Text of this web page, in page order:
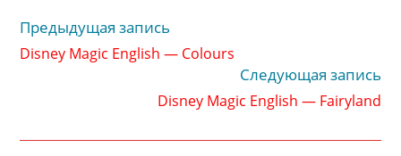
Читать
статьи
Предыдущая запись
Disney Magic English — Colours
Следующая запись
Disney Magic English — Fairyland